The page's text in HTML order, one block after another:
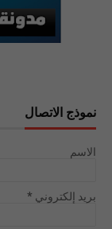
نموذج الاتصال
الاسم
بريد إلكتروني *